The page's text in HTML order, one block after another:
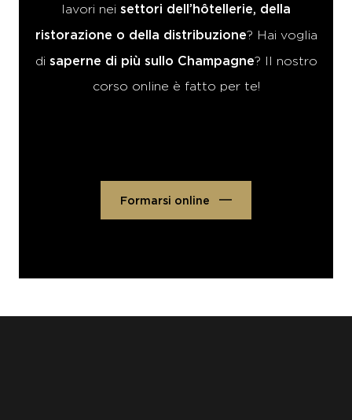
lavori nei settori dell’hôtellerie, della
ristorazione o della distribuzione? Hai voglia
di saperne di più sullo Champagne? Il nostro
corso online è fatto per te!
Formarsi online